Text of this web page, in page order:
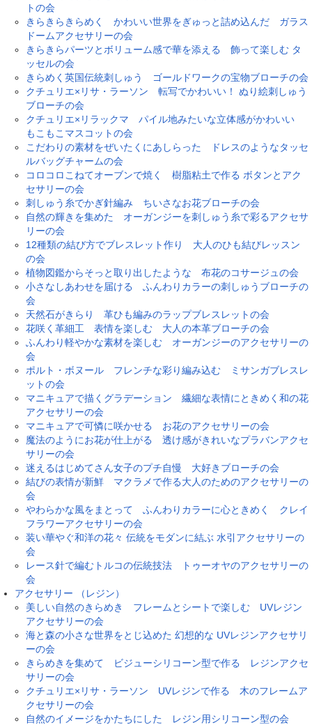
トの会
きらきらきらめく かわいい世界をぎゅっと詰め込んだ ガラス
ドームアクセサリーの会
きらきらパーツとボリューム感で華を添える 飾って楽しむ タ
ッセルの会
きらめく英国伝統刺しゅう ゴールドワークの宝物ブローチの会
クチュリエ×リサ・ラーソン 転写でかわいい！ ぬり絵刺しゅう
ブローチの会
クチュリエ×リラックマ パイル地みたいな立体感がかわいい
もこもこマスコットの会
こだわりの素材をぜいたくにあしらった ドレスのようなタッセ
ルバッグチャームの会
コロコロこねてオーブンで焼く 樹脂粘土で作る ボタンとアク
セサリーの会
刺しゅう糸でかぎ針編み ちいさなお花ブローチの会
自然の輝きを集めた オーガンジーを刺しゅう糸で彩るアクセサ
リーの会
12種類の結び方でブレスレット作り 大人のひも結びレッスン
の会
植物図鑑からそっと取り出したような 布花のコサージュの会
小さなしあわせを届ける ふんわりカラーの刺しゅうブローチの
会
天然石がきらり 革ひも編みのラップブレスレットの会
花咲く革細工 表情を楽しむ 大人の本革ブローチの会
ふんわり軽やかな素材を楽しむ オーガンジーのアクセサリーの
会
ポルト・ボヌール フレンチな彩り編み込む ミサンガブレスレ
ットの会
マニキュアで描くグラデーション 繊細な表情にときめく和の花
アクセサリーの会
マニキュアで可憐に咲かせる お花のアクセサリーの会
魔法のようにお花が仕上がる 透け感がきれいなプラバンアクセ
サリーの会
迷えるはじめてさん女子のプチ自慢 大好きブローチの会
結びの表情が新鮮 マクラメで作る大人のためのアクセサリーの
会
やわらかな風をまとって ふんわりカラーに心ときめく クレイ
フラワーアクセサリーの会
装い華やぐ和洋の花々 伝統をモダンに結ぶ 水引アクセサリーの
会
レース針で編むトルコの伝統技法 トゥーオヤのアクセサリーの
会
アクセサリー （レジン）
美しい自然のきらめき フレームとシートで楽しむ UVレジン
アクセサリーの会
海と森の小さな世界をとじ込めた 幻想的な UVレジンアクセサリ
ーの会
きらめきを集めて ビジューシリコーン型で作る レジンアクセ
サリーの会
クチュリエ×リサ・ラーソン UVレジンで作る 木のフレームア
クセサリーの会
自然のイメージをかたちにした レジン用シリコーン型の会